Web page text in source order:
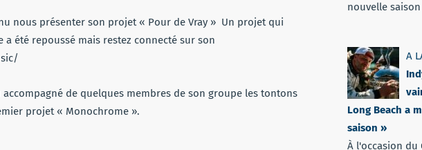
augmenter
nous présenter son projet « Pour de Vray » Un projet qui
été repoussé mais restez connecté sur son
accompagné de quelques membres de son groupe les tontons
projet « Monochrome ».
nouvelle
A
Long Beach a
saison »
À l'occasion du